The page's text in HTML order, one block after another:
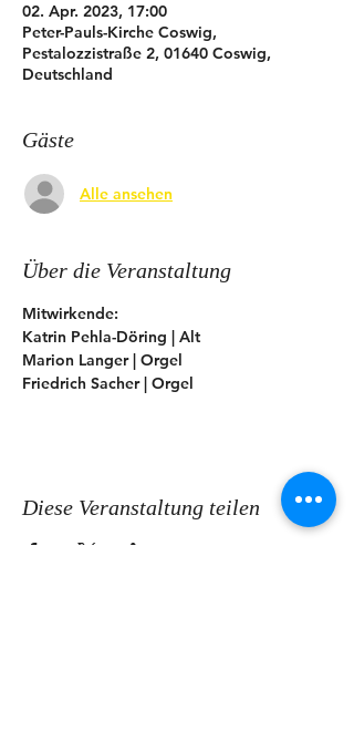
02. Apr. 2023, 17:00
Peter-Pauls-Kirche Coswig,
Pestalozzistraße 2, 01640 Coswig,
Deutschland
Gäste
Alle ansehen
Über die Veranstaltung
Mitwirkende:
Katrin Pehla-Döring | Alt
Marion Langer | Orgel
Friedrich Sacher | Orgel
Diese Veranstaltung teilen